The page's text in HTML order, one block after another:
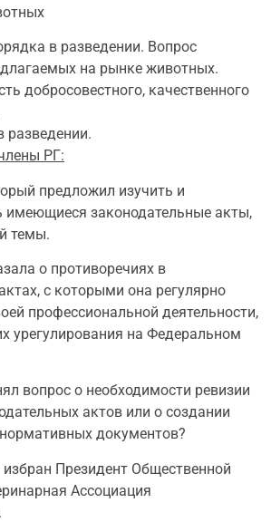
в разведении. Вопрос
на рынке животных.
добросовестного, качественного
разведении.
РГ:
предложил изучить и
имеющиеся законодательные акты,
темы.
о противоречиях в
с которыми она регулярно
профессиональной деятельности,
урегулирования на Федеральном
вопрос о необходимости ревизии
актов или о создании
документов?
Президент Общественной
Ассоциация
.